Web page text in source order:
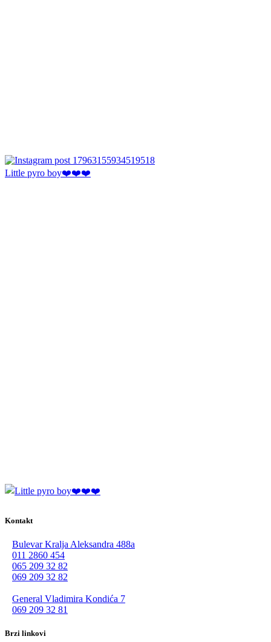
Little pyro boy❤️❤️❤️
Kontakt
Bulevar Kralja Aleksandra 488a
011 2860 454
065 209 32 82
069 209 32 82
General Vladimira Kondića 7
069 209 32 81
Brzi linkovi